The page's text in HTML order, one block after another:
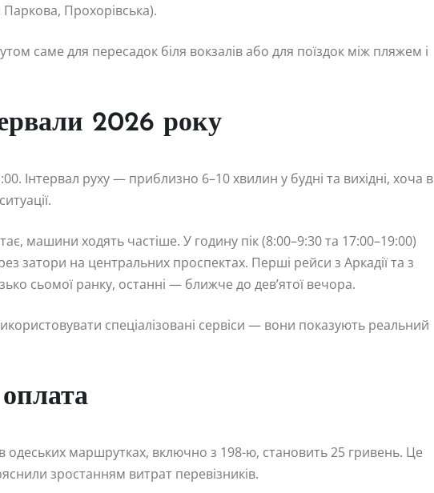
Паркова, Прохорівська).
саме для пересадок біля вокзалів або для поїздок між пляжем і
2026 року
Інтервал руху — приблизно 6–10 хвилин у будні та вихідні, хоча в
машини ходять частіше. У годину пік (8:00–9:30 та 17:00–19:00)
затори на центральних проспектах. Перші рейси з Аркадії та з
сьомої ранку, останні — ближче до дев’ятої вечора.
спеціалізовані сервіси — вони показують реальний
одеських маршрутках, включно з 198-ю, становить 25 гривень. Це
зростанням витрат перевізників.